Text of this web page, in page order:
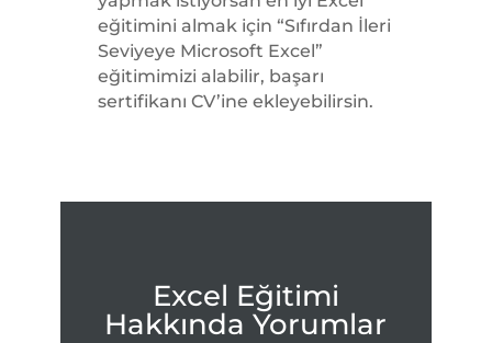
eğitimini almak için “Sıfırdan İleri
Seviyeye Microsoft Excel”
eğitimimizi alabilir, başarı
sertifikanı CV’ine ekleyebilirsin.
Excel Eğitimi
Hakkında Yorumlar